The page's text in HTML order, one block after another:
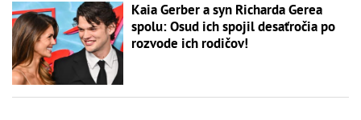
Kaia Gerber a syn Richarda Gerea
spolu: Osud ich spojil desaťročia po
rozvode ich rodičov!